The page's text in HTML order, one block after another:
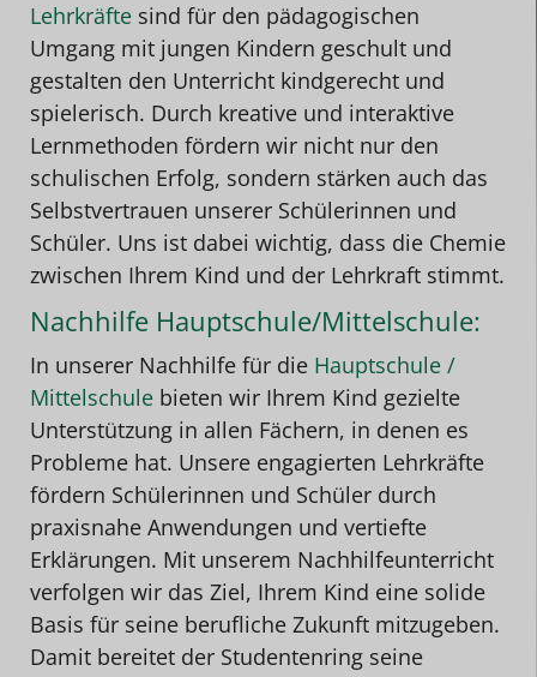
Lehrkräfte sind für den pädagogischen
Umgang mit jungen Kindern geschult und
gestalten den Unterricht kindgerecht und
spielerisch. Durch kreative und interaktive
Lernmethoden fördern wir nicht nur den
schulischen Erfolg, sondern stärken auch das
Selbstvertrauen unserer Schülerinnen und
Schüler. Uns ist dabei wichtig, dass die Chemie
zwischen Ihrem Kind und der Lehrkraft stimmt.
Nachhilfe Hauptschule/Mittelschule:
In unserer Nachhilfe für die Hauptschule /
Mittelschule bieten wir Ihrem Kind gezielte
Unterstützung in allen Fächern, in denen es
Probleme hat. Unsere engagierten Lehrkräfte
fördern Schülerinnen und Schüler durch
praxisnahe Anwendungen und vertiefte
Erklärungen. Mit unserem Nachhilfeunterricht
verfolgen wir das Ziel, Ihrem Kind eine solide
Basis für seine berufliche Zukunft mitzugeben.
Damit bereitet der Studentenring seine